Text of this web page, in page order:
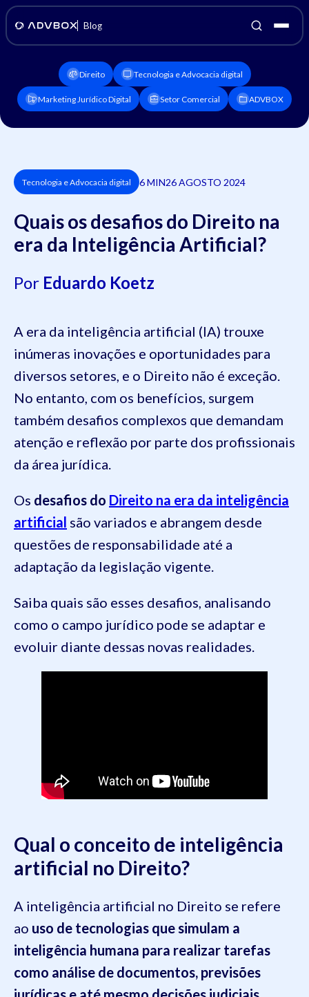
Blog
Direito Tecnologia e Advocacia digital
Marketing Jurídico Digital Setor Comercial ADVBOX
Tecnologia e Advocacia digital 6 MIN26 AGOSTO 2024
Quais os desafios do Direito na
era da Inteligência Artificial?
Por Eduardo Koetz
A era da inteligência artificial (IA) trouxe
inúmeras inovações e oportunidades para
diversos setores, e o Direito não é exceção.
No entanto, com os benefícios, surgem
também desafios complexos que demandam
atenção e reflexão por parte dos profissionais
da área jurídica.
Os desafios do Direito na era da inteligência
artificial são variados e abrangem desde
questões de responsabilidade até a
adaptação da legislação vigente.
Saiba quais são esses desafios, analisando
como o campo jurídico pode se adaptar e
evoluir diante dessas novas realidades.
Qual o conceito de inteligência
artificial no Direito?
A inteligência artificial no Direito se refere
ao uso de tecnologias que simulam a
inteligência humana para realizar tarefas
como análise de documentos, previsões